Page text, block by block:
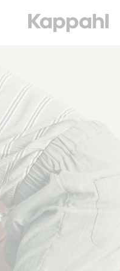
Gratis fraktalternativer